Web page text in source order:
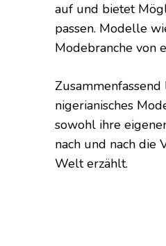
auf und bietet
passen. Modelle
Modebranche von
nigerianisches
sowohl ihre
nach und nach die
Welt erzählt.